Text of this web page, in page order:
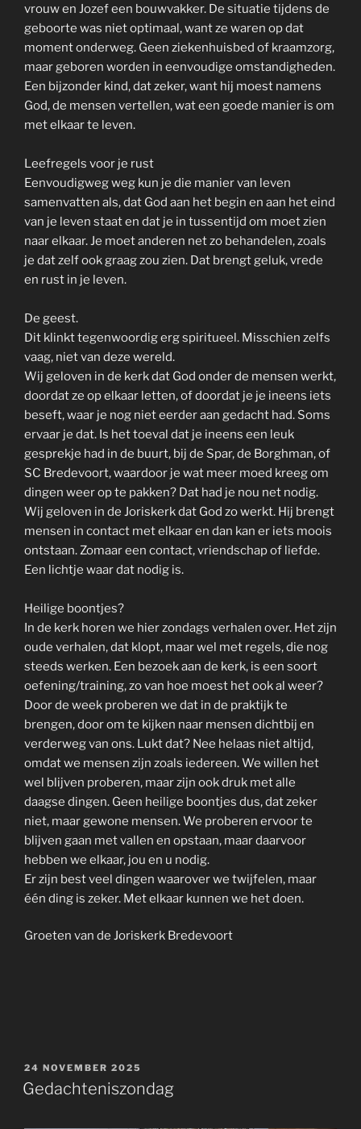
vrouw en Jozef een bouwvakker. De situatie tijdens de
geboorte was niet optimaal, want ze waren op dat
moment onderweg. Geen ziekenhuisbed of kraamzorg,
maar geboren worden in eenvoudige omstandigheden.
Een bijzonder kind, dat zeker, want hij moest namens
God, de mensen vertellen, wat een goede manier is om
met elkaar te leven.
Leefregels voor je rust
Eenvoudigweg weg kun je die manier van leven
samenvatten als, dat God aan het begin en aan het eind
van je leven staat en dat je in tussentijd om moet zien
naar elkaar. Je moet anderen net zo behandelen, zoals
je dat zelf ook graag zou zien. Dat brengt geluk, vrede
en rust in je leven.
De geest.
Dit klinkt tegenwoordig erg spiritueel. Misschien zelfs
vaag, niet van deze wereld.
Wij geloven in de kerk dat God onder de mensen werkt,
doordat ze op elkaar letten, of doordat je je ineens iets
beseft, waar je nog niet eerder aan gedacht had. Soms
ervaar je dat. Is het toeval dat je ineens een leuk
gesprekje had in de buurt, bij de Spar, de Borghman, of
SC Bredevoort, waardoor je wat meer moed kreeg om
dingen weer op te pakken? Dat had je nou net nodig.
Wij geloven in de Joriskerk dat God zo werkt. Hij brengt
mensen in contact met elkaar en dan kan er iets moois
ontstaan. Zomaar een contact, vriendschap of liefde.
Een lichtje waar dat nodig is.
Heilige boontjes?
In de kerk horen we hier zondags verhalen over. Het zijn
oude verhalen, dat klopt, maar wel met regels, die nog
steeds werken. Een bezoek aan de kerk, is een soort
oefening/training, zo van hoe moest het ook al weer?
Door de week proberen we dat in de praktijk te
brengen, door om te kijken naar mensen dichtbij en
verderweg van ons. Lukt dat? Nee helaas niet altijd,
omdat we mensen zijn zoals iedereen. We willen het
wel blijven proberen, maar zijn ook druk met alle
daagse dingen. Geen heilige boontjes dus, dat zeker
niet, maar gewone mensen. We proberen ervoor te
blijven gaan met vallen en opstaan, maar daarvoor
hebben we elkaar, jou en u nodig.
Er zijn best veel dingen waarover we twijfelen, maar
één ding is zeker. Met elkaar kunnen we het doen.
Groeten van de Joriskerk Bredevoort
GEPLAATST
OP
24 NOVEMBER 2025
Gedachteniszondag